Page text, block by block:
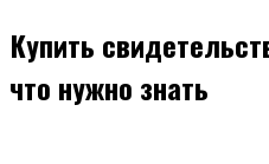
Купить
что нужно знать